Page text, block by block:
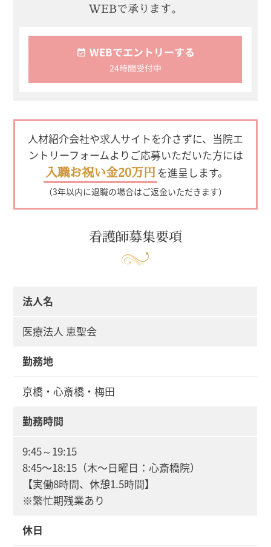
WEBで承ります。
WEBでエントリーする
24時間受付中
人材紹介会社や求人サイトを介さずに、当院エ
ントリーフォームよりご応募いただいた方には
入職お祝い金20万円 を進呈します。
（3年以内に退職の場合はご返金いただきます）
看護師募集要項
法人名
医療法人 恵聖会
勤務地
京橋・心斎橋・梅田
勤務時間
9:45～19:15
8:45〜18:15（木〜日曜日：心斎橋院）
【実働8時間、休憩1.5時間】
※繁忙期残業あり
休日